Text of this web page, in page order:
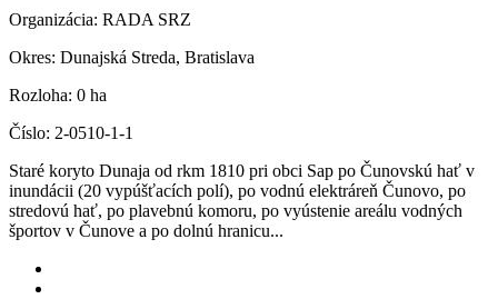
Organizácia: RADA SRZ
Okres: Dunajská Streda, Bratislava
Rozloha: 0 ha
Číslo: 2-0510-1-1
Staré koryto Dunaja od rkm 1810 pri obci Sap po Čunovskú hať v
inundácii (20 vypúšťacích polí), po vodnú elektráreň Čunovo, po
stredovú hať, po plavebnú komoru, po vyústenie areálu vodných
športov v Čunove a po dolnú hranicu...